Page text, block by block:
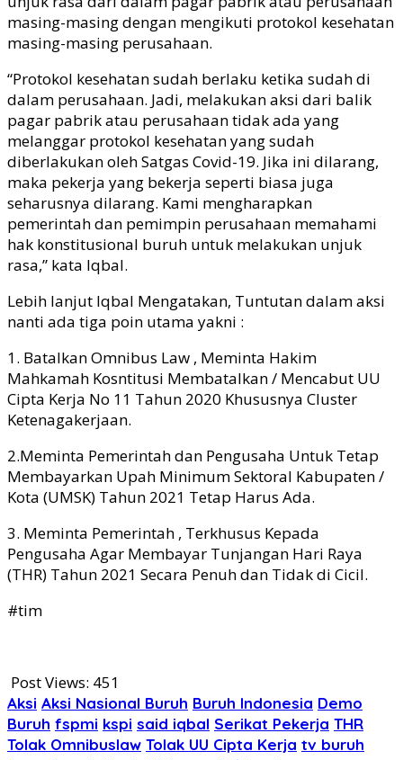
masing-masing dengan mengikuti protokol kesehatan
masing-masing perusahaan.
“Protokol kesehatan sudah berlaku ketika sudah di
dalam perusahaan. Jadi, melakukan aksi dari balik
pagar pabrik atau perusahaan tidak ada yang
melanggar protokol kesehatan yang sudah
diberlakukan oleh Satgas Covid-19. Jika ini dilarang,
maka pekerja yang bekerja seperti biasa juga
seharusnya dilarang. Kami mengharapkan
pemerintah dan pemimpin perusahaan memahami
hak konstitusional buruh untuk melakukan unjuk
rasa,” kata Iqbal.
Lebih lanjut Iqbal Mengatakan, Tuntutan dalam aksi
nanti ada tiga poin utama yakni :
1. Batalkan Omnibus Law , Meminta Hakim
Mahkamah Kosntitusi Membatalkan / Mencabut UU
Cipta Kerja No 11 Tahun 2020 Khususnya Cluster
Ketenagakerjaan.
2.Meminta Pemerintah dan Pengusaha Untuk Tetap
Membayarkan Upah Minimum Sektoral Kabupaten /
Kota (UMSK) Tahun 2021 Tetap Harus Ada.
3. Meminta Pemerintah , Terkhusus Kepada
Pengusaha Agar Membayar Tunjangan Hari Raya
(THR) Tahun 2021 Secara Penuh dan Tidak di Cicil.
#tim
Post Views: 451
Aksi Aksi Nasional Buruh Buruh Indonesia Demo
Buruh fspmi kspi said iqbal Serikat Pekerja THR
Tolak Omnibuslaw Tolak UU Cipta Kerja tv buruh